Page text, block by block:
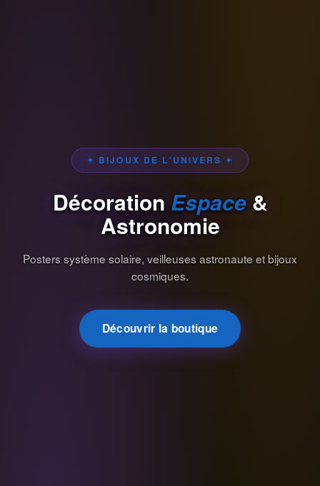
✦ BIJOUX DE L'UNIVERS ✦
Décoration Espace&
Astronomie
Posters système solaire, veilleuses astronaute et bijoux
cosmiques.
Découvrir la boutique